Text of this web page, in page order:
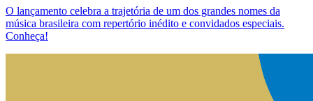
O lançamento celebra a trajetória de um dos grandes nomes da
música brasileira com repertório inédito e convidados especiais.
Conheça!